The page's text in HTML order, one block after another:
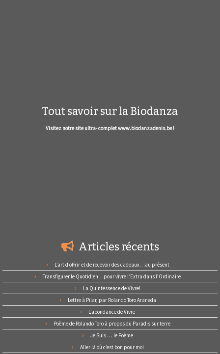
Tout savoir sur la Biodanza
Visitez notre site ultra- complet www.biodanzadenis.be !
Articles récents
L’art d’offrir et de recevoir des cadeaux…au présent
Transfigurer le Quotidien…pour vivre l’Extra dans l’Ordinaire
La Quintessence de Vivre!
Lettre à Pilar, par Rolando Toro Araneda
L’abondance de Vivre
Poème de Rolando Toro à propos du Paradis sur terre
Je Suis … le Poème
Aller là où c’est bon pour moi